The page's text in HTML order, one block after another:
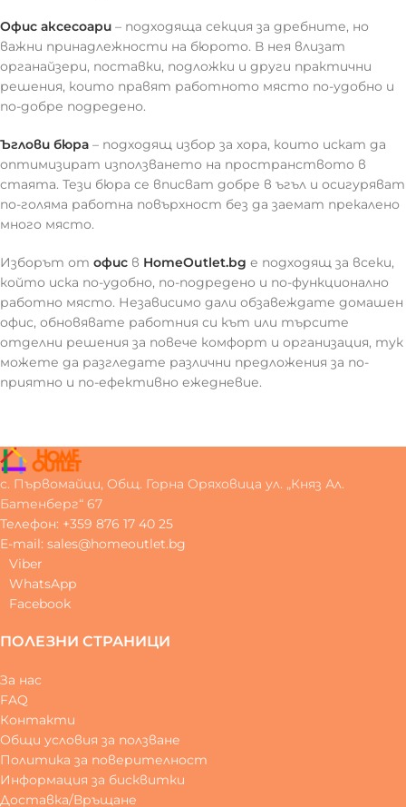
Офис аксесоари – подходяща секция за дребните, но
важни принадлежности на бюрото. В нея влизат
органайзери, поставки, подложки и други практични
решения, които правят работното място по-удобно и
по-добре подредено.
Ъглови бюра – подходящ избор за хора, които искат да
оптимизират използването на пространството в
стаята. Тези бюра се вписват добре в ъгъл и осигуряват
по-голяма работна повърхност без да заемат прекалено
много място.
Изборът от офис в HomeOutlet.bg е подходящ за всеки,
който иска по-удобно, по-подредено и по-функционално
работно място. Независимо дали обзавеждате домашен
офис, обновявате работния си кът или търсите
отделни решения за повече комфорт и организация, тук
можете да разгледате различни предложения за по-
приятно и по-ефективно ежедневие.
с. Първомайци, Общ. Горна Оряховица ул. „Княз Ал.
Батенберг“ 67
Телефон: +359 876 17 40 25
E-mail: sales@homeoutlet.bg
Viber
WhatsApp
Facebook
ПОЛЕЗНИ СТРАНИЦИ
За нас
FAQ
Контакти
Общи условия за ползване
Политика за поверителност
Информация за бисквитки
Доставка/Връщане